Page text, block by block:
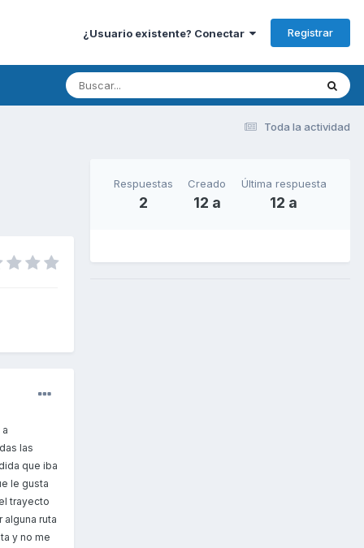
¿Usuario existente? Conectar Registrar
Toda la actividad
las
que iba
le gusta
trayecto
ruta
y no me
Respuestas
2
Creado
12 a
Última respuesta
12 a